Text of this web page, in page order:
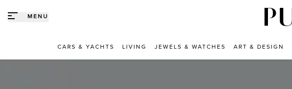
MENU
CARS & YACHTS LIVING JEWELS & WATCHES ART & DESIGN